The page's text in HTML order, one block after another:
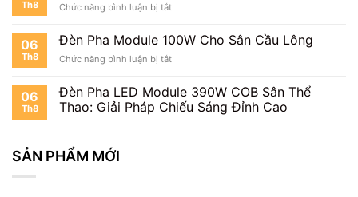
100W
Nhà
Th8 Chức năng bình luận bị tắtở
Pha
Module
100W
Sân
Bóng
Đá
06
Th8
Đèn Pha Module 100W Cho Sân Cầu Lông
Chức năng bình luận bị tắtở
Pha
Module
100W
06
Th8
Đèn Pha LED Module 390W COB Sân Thể
Thao: Giải Pháp Chiếu Sáng Đỉnh Cao
SẢN PHẨM MỚI